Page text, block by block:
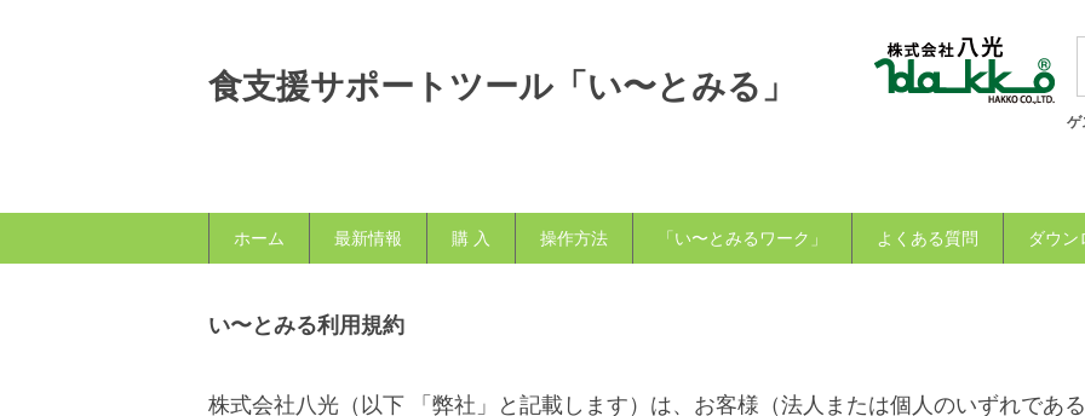
食支援サポートツール「い〜とみる」
ゲ
ホーム 最新情報 購 入 操作方法 「い〜とみるワーク」 よくある質問 ダウン
い〜とみる利用規約
株式会社八光（以下 「弊社」と記載します）は、お客様（法人または個人のいずれであ